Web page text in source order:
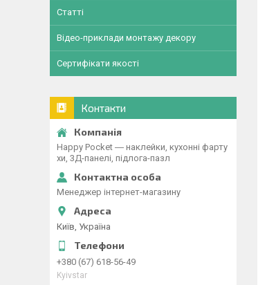
Статті
Відео-приклади монтажу декору
Сертифікати якості
Контакти
Happy Pocket ― наклейки, кухонні фарту
хи, 3Д-панелі, підлога-пазл
Менеджер інтернет-магазину
Київ, Україна
+380 (67) 618-56-49
Kyivstar